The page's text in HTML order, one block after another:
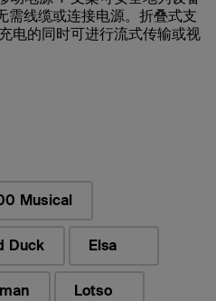
需线缆或连接电源。折叠式支
电的同时可进行流式传输或视
Musical
Duck Elsa
Lotso